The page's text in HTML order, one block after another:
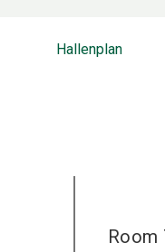
Hallenplan
Room